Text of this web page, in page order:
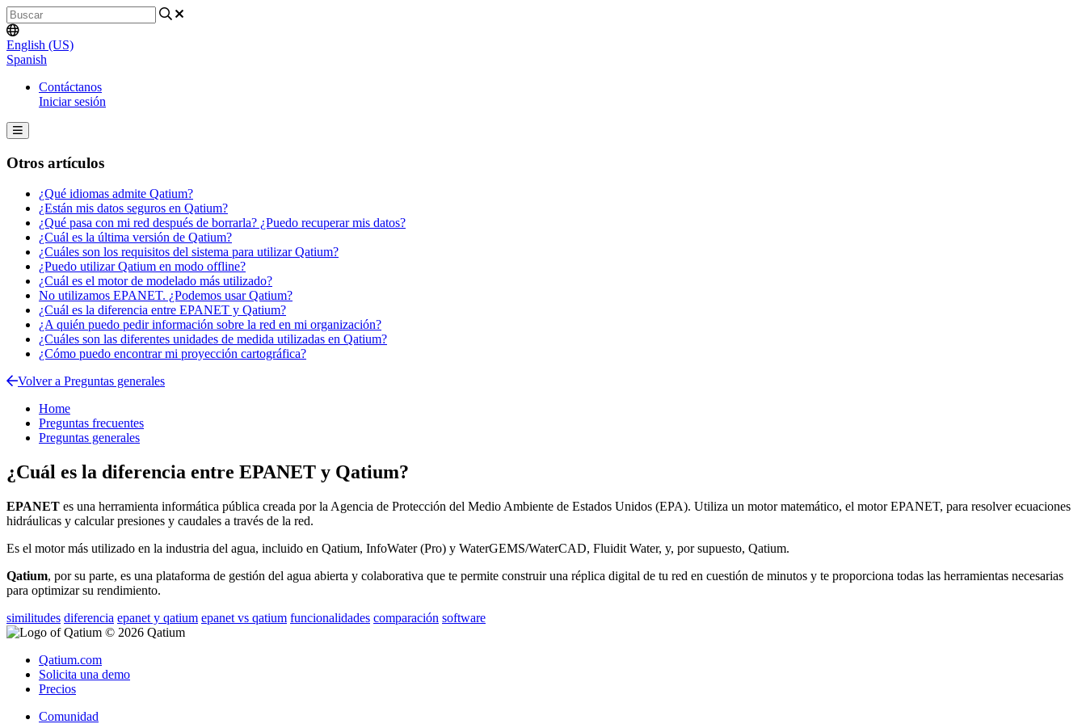
English (US)
Spanish
Contáctanos
Iniciar sesión
Otros artículos
¿Qué idiomas admite Qatium?
¿Están mis datos seguros en Qatium?
¿Qué pasa con mi red después de borrarla? ¿Puedo recuperar mis datos?
¿Cuál es la última versión de Qatium?
¿Cuáles son los requisitos del sistema para utilizar Qatium?
¿Puedo utilizar Qatium en modo offline?
¿Cuál es el motor de modelado más utilizado?
No utilizamos EPANET. ¿Podemos usar Qatium?
¿Cuál es la diferencia entre EPANET y Qatium?
¿A quién puedo pedir información sobre la red en mi organización?
¿Cuáles son las diferentes unidades de medida utilizadas en Qatium?
¿Cómo puedo encontrar mi proyección cartográfica?
Volver a Preguntas generales
Home
Preguntas frecuentes
Preguntas generales
¿Cuál es la diferencia entre EPANET y Qatium?
EPANET es una herramienta informática pública creada por la Agencia de Protección del Medio Ambiente de Estados Unidos (EPA). Utiliza un motor matemático, el motor EPANET, para resolver ecuaciones
hidráulicas y calcular presiones y caudales a través de la red.
Es el motor más utilizado en la industria del agua, incluido en Qatium, InfoWater (Pro) y WaterGEMS/WaterCAD, Fluidit Water, y, por supuesto, Qatium.
Qatium, por su parte, es una plataforma de gestión del agua abierta y colaborativa que te permite construir una réplica digital de tu red en cuestión de minutos y te proporciona todas las herramientas necesarias
para optimizar su rendimiento.
similitudes diferencia epanet y qatium epanet vs qatium funcionalidades comparación software
© 2026 Qatium
Qatium.com
Solicita una demo
Precios
Comunidad